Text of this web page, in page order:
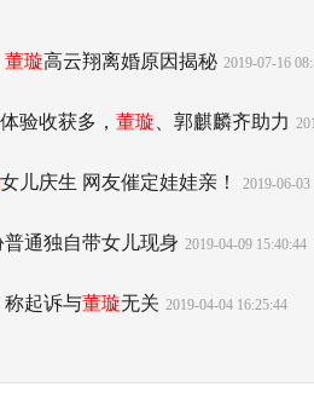
董璇高云翔离婚原因揭秘 2019-07-16
验收获多， 董璇 、郭麒麟齐助力
女儿庆生 网友催定娃娃亲！ 2019-06-03
通独自带女儿现身 2019-04-09 15:40:44
称起诉与董璇无关 2019-04-04 16:25:44